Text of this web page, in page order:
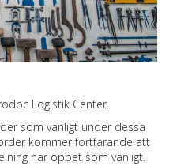
Logistik Center.
som vanligt under dessa
kommer fortfarande att
har öppet som vanligt.